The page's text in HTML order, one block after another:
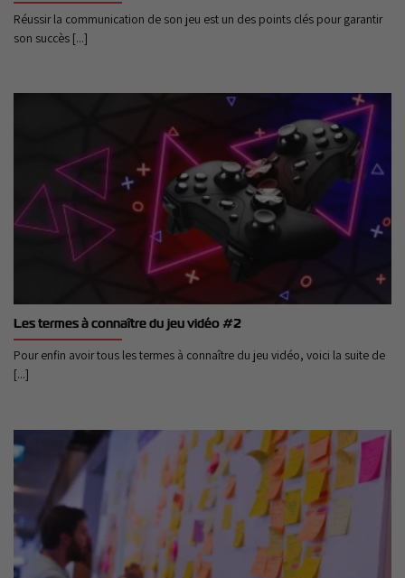
Réussir la communication de son jeu est un des points clés pour garantir
son succès [...]
Les termes à connaître du jeu vidéo #2
Pour enfin avoir tous les termes à connaître du jeu vidéo, voici la suite de
[...]